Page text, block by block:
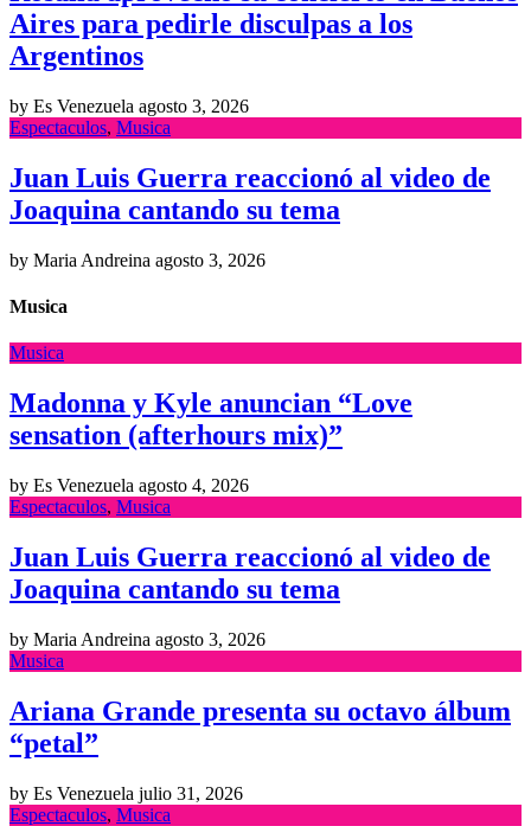
Aires para pedirle disculpas a los
Argentinos
by Es Venezuela agosto 3, 2026
Espectaculos, Musica
Juan Luis Guerra reaccionó al video de
Joaquina cantando su tema
by Maria Andreina agosto 3, 2026
Musica
Musica
Madonna y Kyle anuncian “Love
sensation (afterhours mix)”
by Es Venezuela agosto 4, 2026
Espectaculos, Musica
Juan Luis Guerra reaccionó al video de
Joaquina cantando su tema
by Maria Andreina agosto 3, 2026
Musica
Ariana Grande presenta su octavo álbum
“petal”
by Es Venezuela julio 31, 2026
Espectaculos, Musica